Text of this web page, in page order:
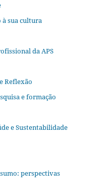
à sua cultura
da APS
Reflexão
e formação
e Sustentabilidade
perspectivas